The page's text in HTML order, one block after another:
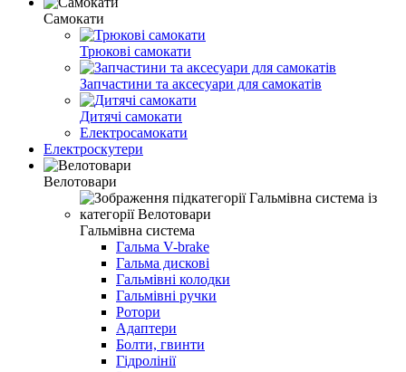
Самокати
Трюкові самокати
Запчастини та аксесуари для самокатів
Дитячі самокати
Електросамокати
Електроскутери
Велотовари
Гальмівна система
Гальма V-brake
Гальма дисковi
Гальмівні колодки
Гальмівні ручки
Ротори
Адаптери
Болти, гвинти
Гідролінії